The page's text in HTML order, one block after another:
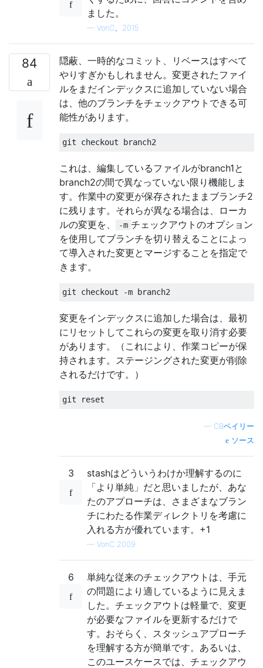
ました。
— VonC、2015
84
隠蔽、一時的なコミット、リベースはすべて
やりすぎかもしれません。変更されたファイ
ルをまだインデックスに追加していない場合
は、他のブランチをチェックアウトできる可
能性があります。
これは、編集しているファイルがbranch1と
branch2の間で異なっていない限り機能しま
す。作業中の変更が保存されたままブランチ2
に残ります。それらが異なる場合は、ローカ
ルの変更を、
-m チェックアウトのオプション
を使用してブランチを切り替えることによっ
て導入された変更とマージすることを指定で
きます。
変更をインデックスに追加した場合は、最初
にリセットしてこれらの変更を取り消す必要
があります。（これにより、作業コピーが保
持されます。ステージングされた変更が削除
されるだけです。）
— CBベイリー
ソース
3
stashはどういうわけか理解するのに
「より単純」だと思いましたが、あな
たのアプローチは、さまざまなブラン
チにわたる作業ディレクトリを考慮に
入れる方が優れています。+1
— VonC 2009
6
単純な従来のチェックアウトは、手元
の問題により適しているように見えま
した。チェックアウトは軽量で、変更
が必要なファイルを更新するだけで
す。おそらく、スタッシュアプ​​ローチ
を理解する方が簡単です。あるいは、
このユースケースでは、チェックアウ